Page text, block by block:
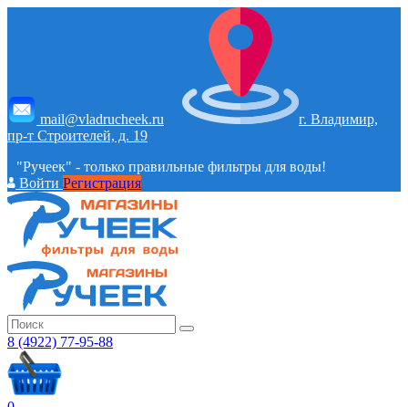
mail@vladrucheek.ru
г. Владимир,
пр-т Строителей, д. 19
"Ручеек" - только правильные фильтры для воды!
ВойтиРегистрация
8 (4922) 77-95-88